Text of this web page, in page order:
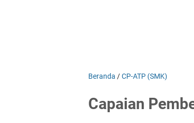
Beranda /CP-ATP (SMK)
Capaian